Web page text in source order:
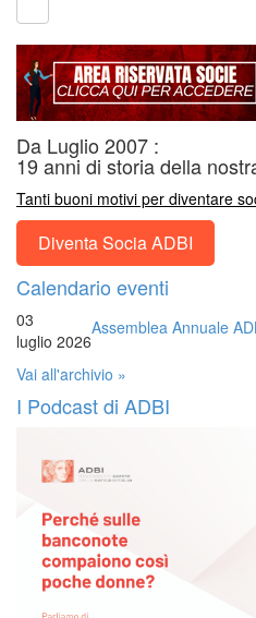
Da Luglio 2007 :
19 anni di storia della
Tanti buoni motivi per diventare
Diventa Socia ADBI
Calendario eventi
03
luglio 2026
Assemblea Annuale
Vai all'archivio »
I Podcast di ADBI